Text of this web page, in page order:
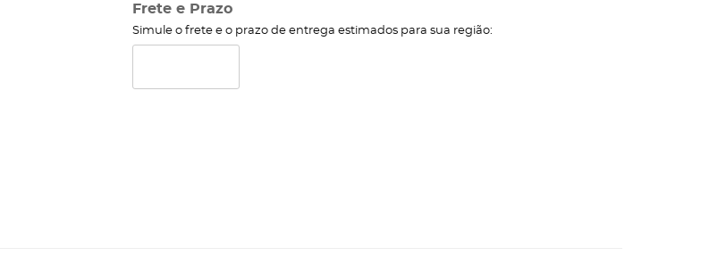
Frete e Prazo
Simule o frete e o prazo de entrega estimados para sua região: